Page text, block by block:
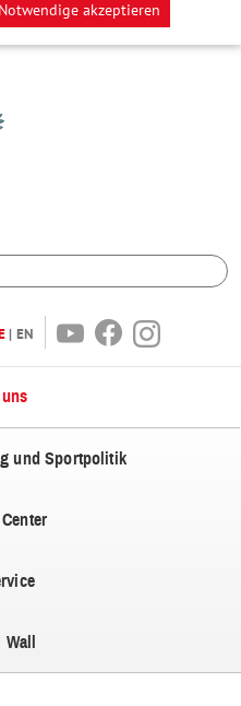
akzeptieren
EN YoutubeFacebookInstagram
und Sportpolitik